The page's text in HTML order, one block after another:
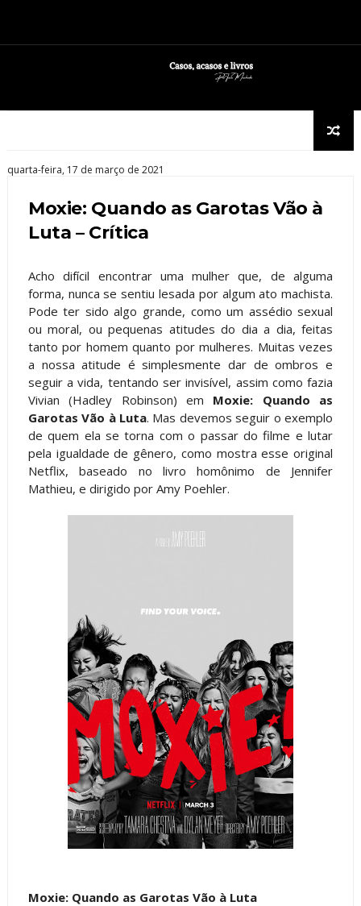
quarta-feira, 17 de março de 2021
Moxie: Quando as Garotas Vão à
Luta – Crítica
Acho difícil encontrar uma mulher que, de alguma
forma, nunca se sentiu lesada por algum ato machista.
Pode ter sido algo grande, como um assédio sexual
ou moral, ou pequenas atitudes do dia a dia, feitas
tanto por homem quanto por mulheres. Muitas vezes
a nossa atitude é simplesmente dar de ombros e
seguir a vida, tentando ser invisível, assim como fazia
Vivian (Hadley Robinson) em Moxie: Quando as
Garotas Vão à Luta. Mas devemos seguir o exemplo
de quem ela se torna com o passar do filme e lutar
pela igualdade de gênero, como mostra esse original
Netflix, baseado no livro homônimo de Jennifer
Mathieu, e dirigido por Amy Poehler.
Moxie: Quando as Garotas Vão à Luta